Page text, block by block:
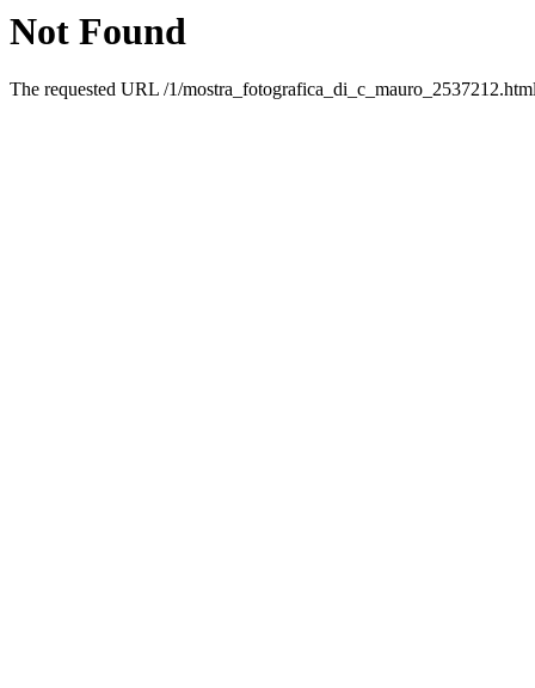
Not Found
The requested URL /1/